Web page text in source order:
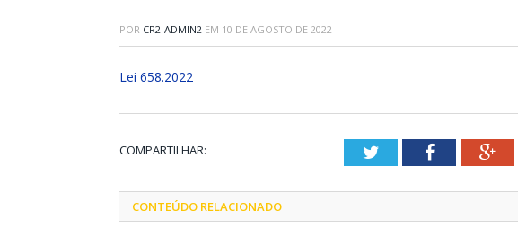
POR CR2-ADMIN2 EM 10 DE AGOSTO DE 2022
Lei 658.2022
COMPARTILHAR: TwitterFacebook
CONTEÚDO RELACIONADO